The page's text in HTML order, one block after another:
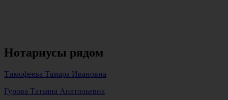
Нотариусы рядом
Тимофеева Тамара Ивановна
Гурова Татьяна Анатольевна